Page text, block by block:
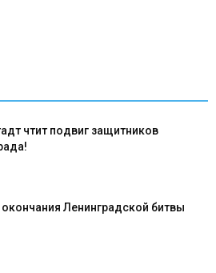
чтит подвиг защитников
Ленинградской битвы